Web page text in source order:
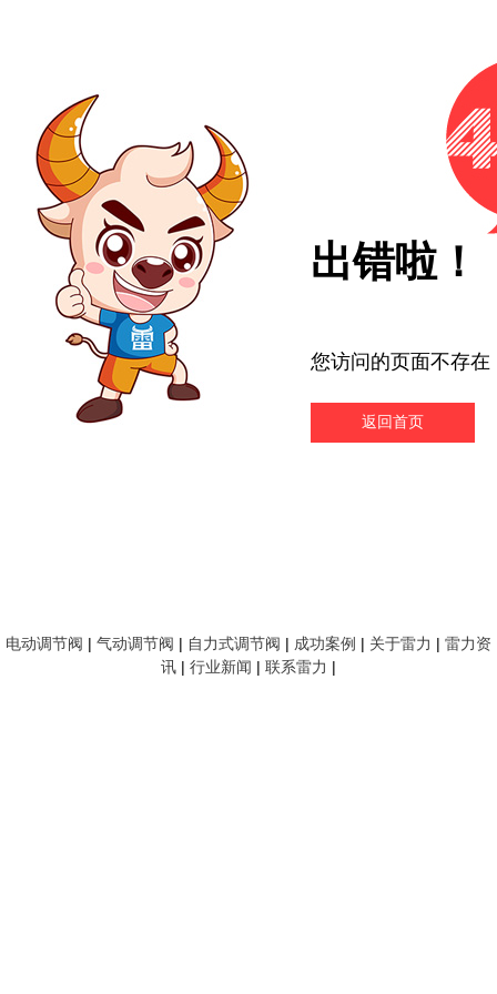
出错啦！
您访问的页面不存在
返回首页
电动调节阀 | 气动调节阀 | 自力式调节阀 | 成功案例 | 关于雷力 | 雷力资
讯 | 行业新闻 | 联系雷力 |